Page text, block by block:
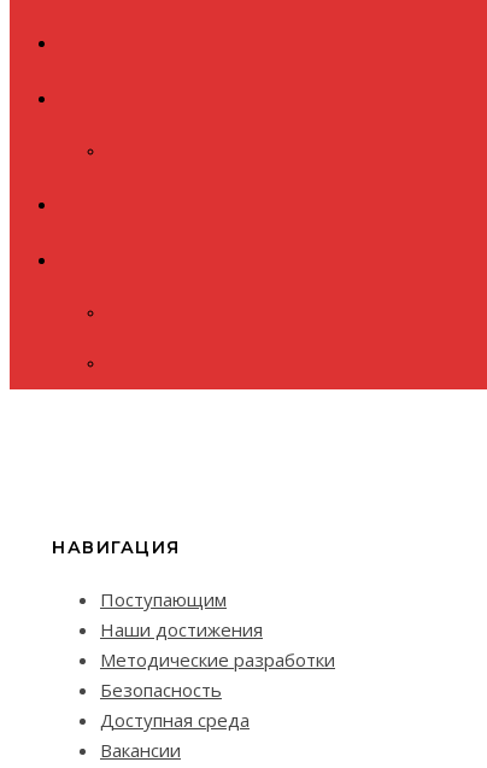
НАВИГАЦИЯ
Поступающим
Наши достижения
Методические разработки
Безопасность
Доступная среда
Вакансии